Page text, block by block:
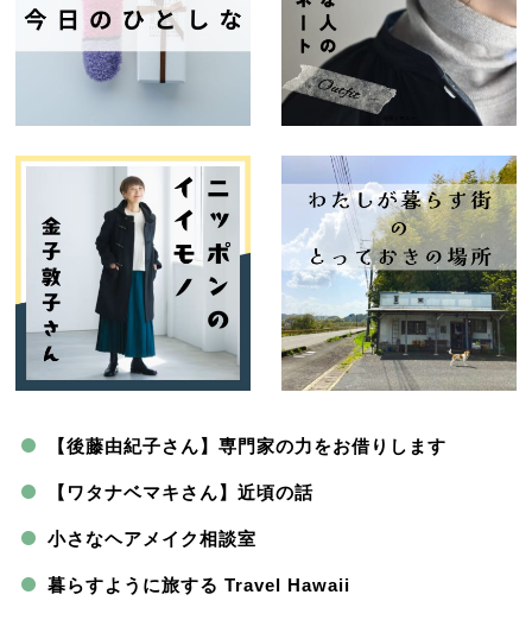
【後藤由紀子さん】専門家の力をお借りします
【ワタナベマキさん】近頃の話
小さなヘアメイク相談室
暮らすように旅する Travel Hawaii